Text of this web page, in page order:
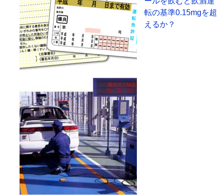
転の基準0.15mgを超
えるか？